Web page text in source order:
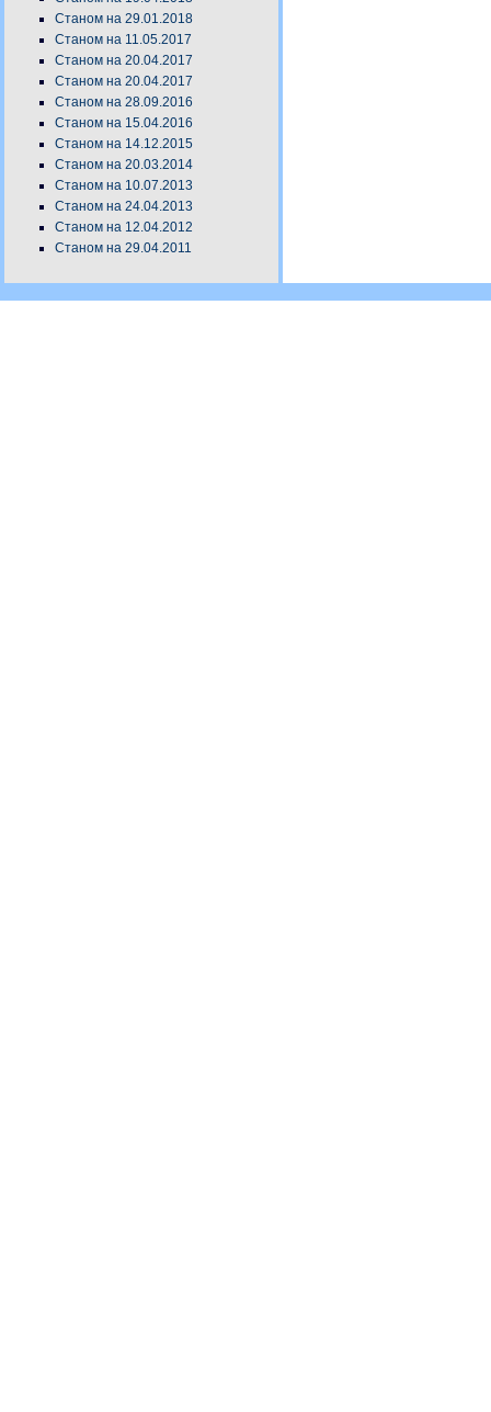
Станом на 29.01.2018
Станом на 11.05.2017
Станом на 20.04.2017
Станом на 20.04.2017
Станом на 28.09.2016
Станом на 15.04.2016
Станом на 14.12.2015
Станом на 20.03.2014
Станом на 10.07.2013
Станом на 24.04.2013
Станом на 12.04.2012
Станом на 29.04.2011